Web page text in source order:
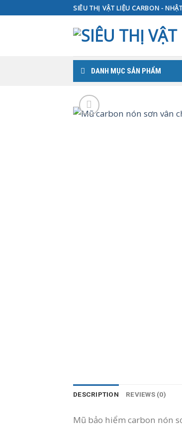
SIÊU THỊ VẬT LIỆU CARBON -
DANH MỤC SẢN PHẨM
DESCRIPTION REVIEWS (0)
Mũ bảo hiểm carbon nón